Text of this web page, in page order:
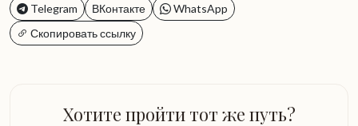
Telegram ВКонтакте
WhatsApp
Скопировать ссылку
Хотите пройти тот же путь?